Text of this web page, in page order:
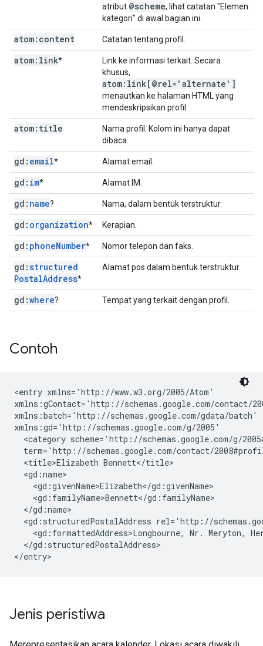
atribut @scheme, lihat catatan "Elemen
kategori" di awal bagian ini.
atom:content Catatan tentang profil.
atom:link*
Link ke informasi terkait. Secara
khusus,
atom:link[@rel='alternate']
menautkan ke halaman HTML yang
mendeskripsikan profil.
atom:title
Nama profil. Kolom ini hanya dapat
dibaca.
gd: email* Alamat email.
gd: im* Alamat IM.
gd: name? Nama, dalam bentuk terstruktur.
gd: organization* Kerapian.
gd: phoneNumber* Nomor telepon dan faks.
gd:structured
PostalAddress*
Alamat pos dalam bentuk terstruktur.
gd:where? Tempat yang terkait dengan profil.
Contoh
<entry xmlns='http://www.w3.org/2005/Atom'
xmlns:gContact='http://schemas.google.com/contact/
xmlns:batch='http://schemas.google.com/gdata/batch'
xmlns:gd='http://schemas.google.com/g/2005'
<category scheme='http://schemas.google.com/g/
term='http://schemas.google.com/contact/
  <title>Elizabeth Bennett</title>
  <gd:name>
    <gd:givenName>Elizabeth</gd:givenName>
    <gd:familyName>Bennett</gd:familyName>
  </gd:name>
<gd:structuredPostalAddress rel='http://
<gd:formattedAddress>Longbourne, Nr. Meryton,
  </gd:structuredPostalAddress>
Jenis peristiwa